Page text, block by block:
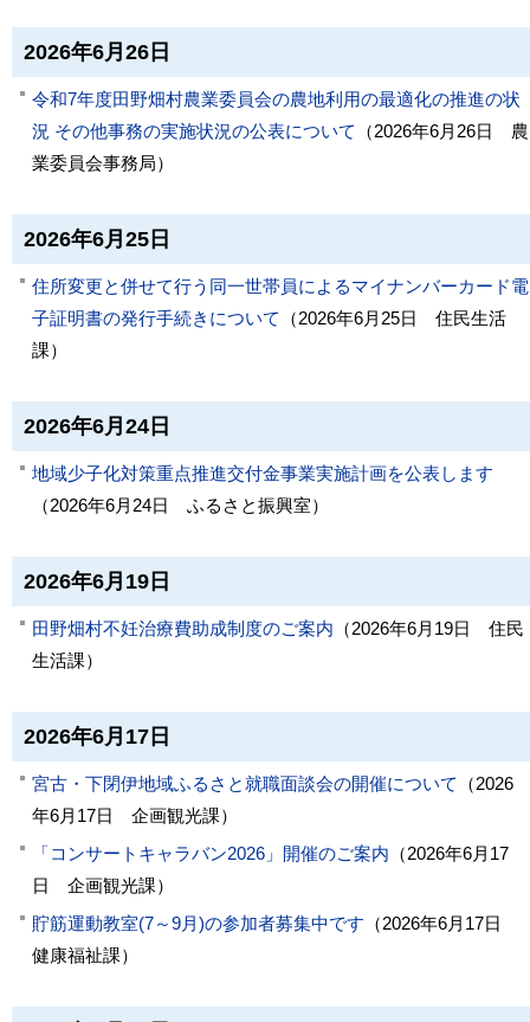
2026年6月26日
令和7年度田野畑村農業委員会の農地利用の最適化の推進の状
況 その他事務の実施状況の公表について
（2026年6月26日
農
業委員会事務局）
2026年6月25日
住所変更と併せて行う同一世帯員によるマイナンバーカード電
子証明書の発行手続きについて
（2026年6月25日
住民生活
課）
2026年6月24日
地域少子化対策重点推進交付金事業実施計画を公表します
（2026年6月24日 ふるさと振興室）
2026年6月19日
田野畑村不妊治療費助成制度のご案内 （2026年6月19日
住民
生活課）
2026年6月17日
宮古・下閉伊地域ふるさと就職面談会の開催について （2026
年6月17日
企画観光課）
「コンサートキャラバン2026」開催のご案内 （2026年6月17
日
企画観光課）
貯筋運動教室(7～9月)の参加者募集中です （2026年6月17日
健康福祉課）